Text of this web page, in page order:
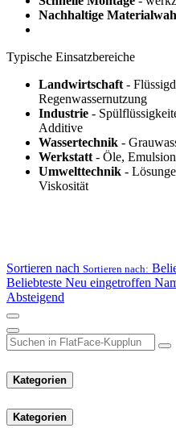
Nachhaltige
Typische Einsatzbereiche
Landwirtschaft -
Regenwassernutzung
Industrie -
Additive
Wassertechnik -
Werkstatt - Öle,
Umwelttechnik -
Viskosität
Sortieren nach Sortieren nach:
Beliebteste Neu eingetroffen
Absteigend
Kategorien
Kategorien